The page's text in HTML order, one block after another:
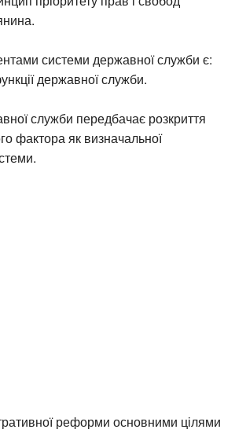
системи державної служби є:
державної служби.
служби передбачає розкриття
фактора як визначальної
реформи основними цілями